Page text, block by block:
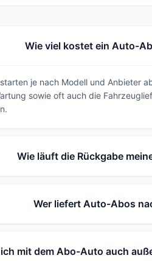
Wie viel kostet ein Auto-
je nach Modell und Anbieter
sowie oft auch die
Wie läuft die Rückgabe
Wer liefert Auto-Abos
mit dem Abo-Auto auch